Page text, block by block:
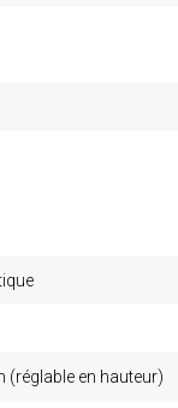
(réglable en hauteur)